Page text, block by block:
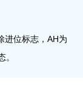
进位标志，AH为